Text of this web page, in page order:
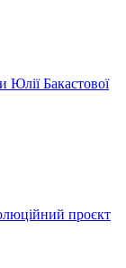
Юлії Бакастової
проєкт